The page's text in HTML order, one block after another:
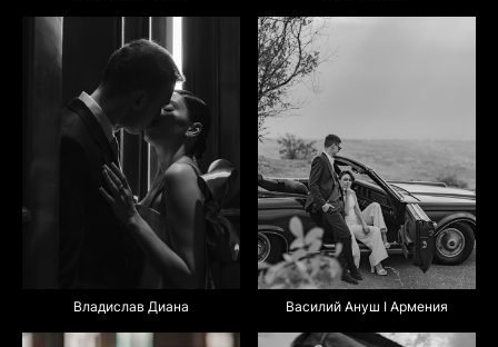
Владислав Диана Василий Ануш I Армения